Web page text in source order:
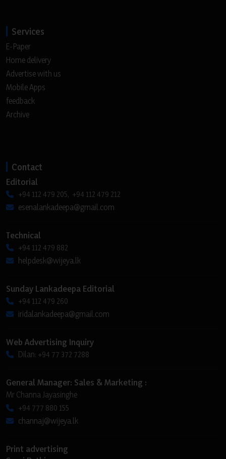
Services
E-Paper
Home delivery
Advertise with us
Mobile Apps
feedback
Archive
Contact
Editorial
+94 112 479 205, +94 112 479 212
esenalankadeepa@gmail.com
Technical
+94 112 479 882
helpdesk@wijeya.lk
Sunday Lankadeepa Editorial
+94 112 479 260
iridalankadeepa@gmail.com
Web Advertising Inquiry
Dilan: +94 77 372 7288
General Manager: Sales & Marketing :
Mr Channa Jayasinghe
+94 777 880 155
channaj@wijeya.lk
Print advertising